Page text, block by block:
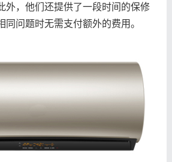
外，他们还提供了一段时间的保修
同问题时无需支付额外的费用。